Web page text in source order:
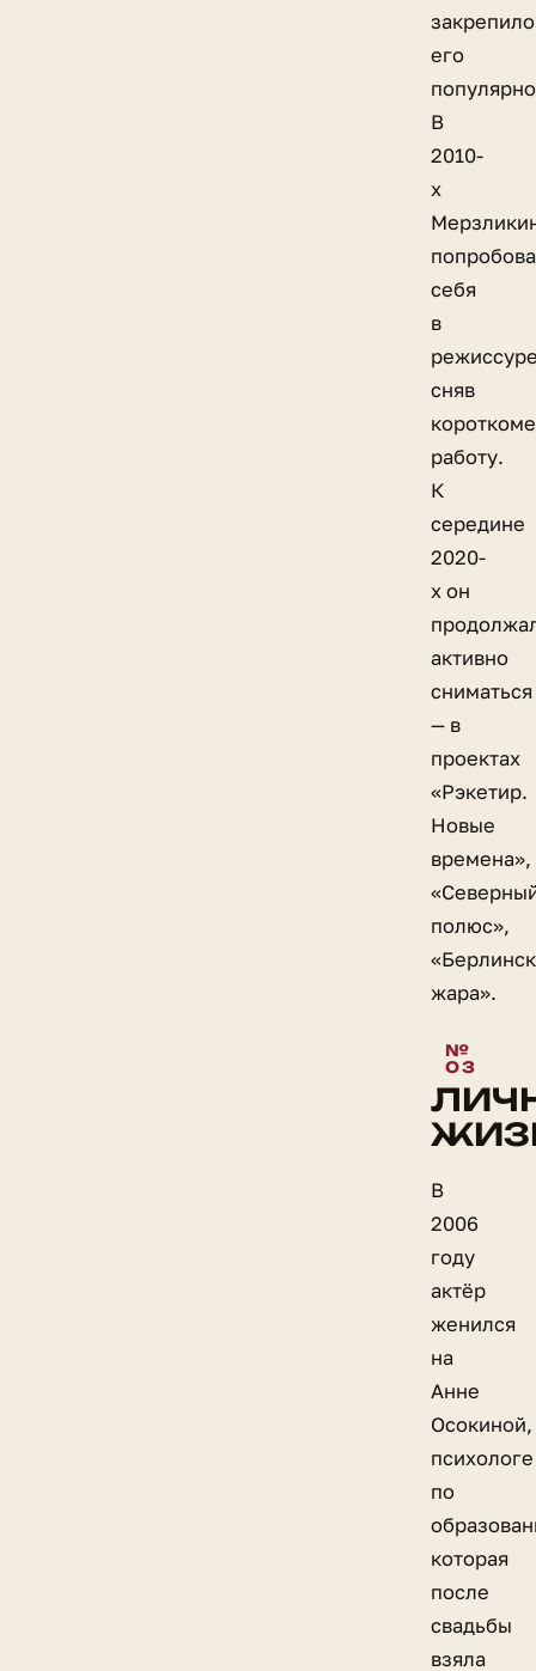
закрепило
его
В
2010-
х
себя
в
сняв
работу.
К
середине
2020-
х он
активно
сниматься
— в
проектах
«Рэкетир.
Новые
времена»,
полюс»,
жара».
В
2006
году
актёр
женился
на
Анне
Осокиной,
психологе
по
которая
после
свадьбы
взяла